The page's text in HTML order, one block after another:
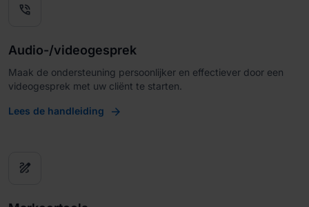
phone_in_talk
Audio-/videogesprek
Maak de ondersteuning persoonlijker en effectiever door een
videogesprek met uw cliënt te starten.
Lees de handleiding
draw